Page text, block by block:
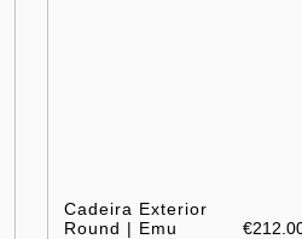
Cadeira Exterior
Round | Emu